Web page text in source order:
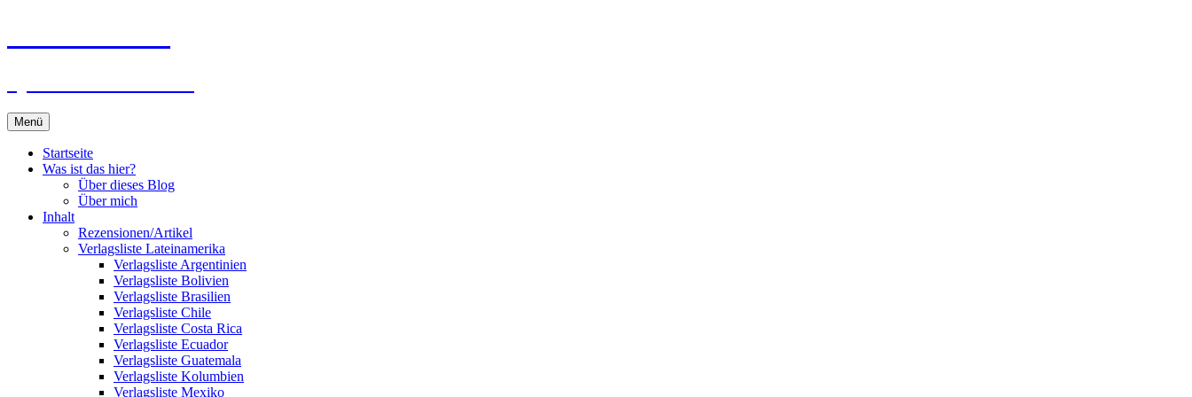
Menü
Startseite
Was ist das hier?
Über dieses Blog
Über mich
Inhalt
Rezensionen/Artikel
Verlagsliste Lateinamerika
Verlagsliste Argentinien
Verlagsliste Bolivien
Verlagsliste Brasilien
Verlagsliste Chile
Verlagsliste Costa Rica
Verlagsliste Ecuador
Verlagsliste Guatemala
Verlagsliste Kolumbien
Verlagsliste Mexiko